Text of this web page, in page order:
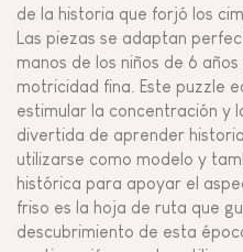
de la historia que forjó los
Las piezas se adaptan
manos de los niños de 6
motricidad fina. Este puzzle
estimular la concentración y
divertida de aprender
utilizarse como modelo y
histórica para apoyar el
friso es la hoja de ruta que
descubrimiento de esta